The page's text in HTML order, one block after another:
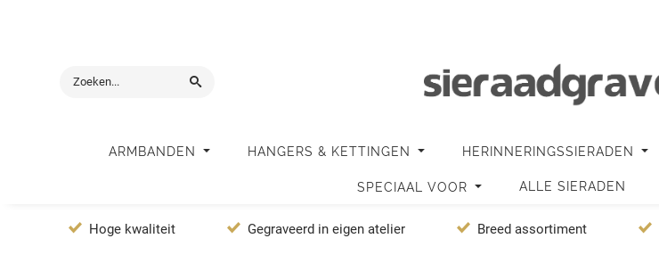
ARMBANDEN HANGERS & KETTINGEN HERINNERINGSSIERADEN
SPECIAAL VOOR ALLE SIERADEN
Hoge kwaliteit Gegraveerd in eigen atelier Breed assortiment